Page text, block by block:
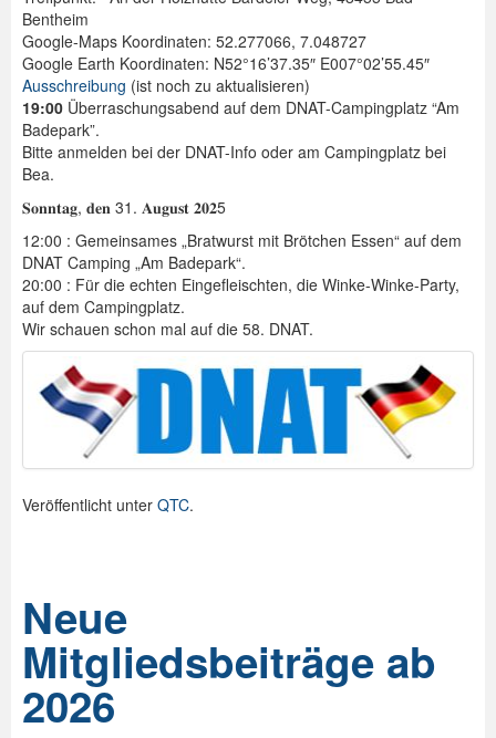
Bentheim
Google-Maps Koordinaten: 52.277066, 7.048727
Google Earth Koordinaten: N52°16’37.35″ E007°02’55.45″
Ausschreibung (ist noch zu aktualisieren)
19:00 Überraschungsabend auf dem DNAT-Campingplatz “Am
Badepark”.
Bitte anmelden bei der DNAT-Info oder am Campingplatz bei
Bea.
𝐒𝐨𝐧𝐧𝐭𝐚𝐠, 𝐝𝐞𝐧 31. 𝐀𝐮𝐠𝐮𝐬𝐭 𝟐𝟎𝟐5
12:00 : Gemeinsames „Bratwurst mit Brötchen Essen“ auf dem
DNAT Camping „Am Badepark“.
20:00 : Für die echten Eingefleischten, die Winke-Winke-Party,
auf dem Campingplatz.
Wir schauen schon mal auf die 58. DNAT.
Veröffentlicht unter QTC.
Neue
Mitgliedsbeiträge ab
2026